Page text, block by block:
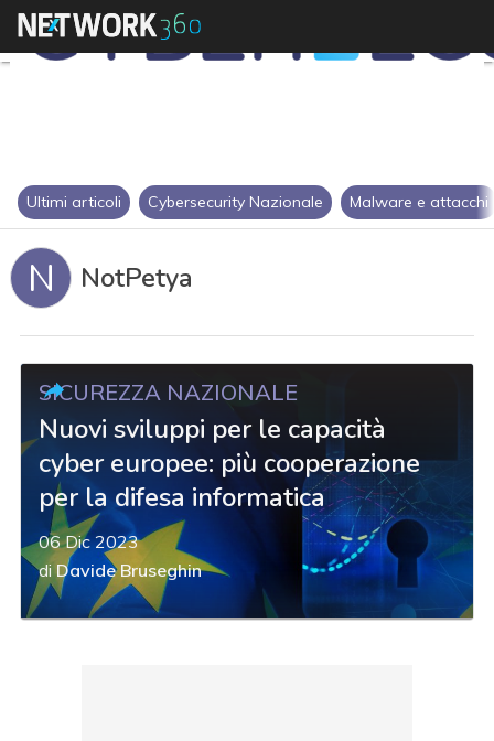
Ultimi articoli Cybersecurity Nazionale Malware e attacchi
N NotPetya
SICUREZZA NAZIONALE
Nuovi sviluppi per le capacità
cyber europee: più cooperazione
per la difesa informatica
06 Dic 2023
diDavide Bruseghin